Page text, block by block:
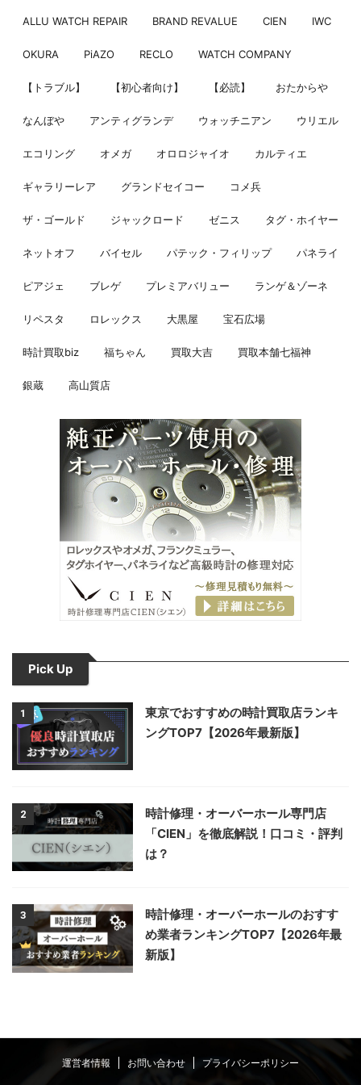
ALLU WATCH REPAIR BRAND REVALUE CIEN IWC
OKURA PiAZO RECLO WATCH COMPANY
【トラブル】 【初心者向け】 【必読】 おたからや
なんぼや アンティグランデ ウォッチニアン ウリエル
エコリング オメガ オロロジャイオ カルティエ
ギャラリーレア グランドセイコー コメ兵
ザ・ゴールド ジャックロード ゼニス タグ・ホイヤー
ネットオフ バイセル パテック・フィリップ パネライ
ピアジェ ブレゲ プレミアバリュー ランゲ＆ゾーネ
リペスタ ロレックス 大黒屋 宝石広場
時計買取biz 福ちゃん 買取大吉 買取本舗七福神
銀蔵 高山質店
Pick Up
1
東京でおすすめの時計買取店ランキ
ングTOP7【2026年最新版】
2
時計修理・オーバーホール専門店
「CIEN」を徹底解説！口コミ・評判
は？
3
時計修理・オーバーホールのおすす
め業者ランキングTOP7【2026年最
新版】
運営者情報 お問い合わせ プライバシーポリシー